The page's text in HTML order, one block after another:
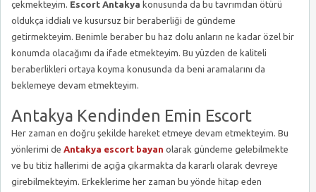
çekmekteyim. Escort Antakya konusunda da bu tavrımdan ötürü
oldukça iddialı ve kusursuz bir beraberliği de gündeme
getirmekteyim. Benimle beraber bu haz dolu anların ne kadar özel bir
konumda olacağımı da ifade etmekteyim. Bu yüzden de kaliteli
beraberlikleri ortaya koyma konusunda da beni aramalarını da
beklemeye devam etmekteyim.
Antakya Kendinden Emin Escort
Her zaman en doğru şekilde hareket etmeye devam etmekteyim. Bu
yönlerimi de Antakya escort bayan olarak gündeme gelebilmekte
ve bu titiz hallerimi de açığa çıkarmakta da kararlı olarak devreye
girebilmekteyim. Erkeklerime her zaman bu yönde hitap eden